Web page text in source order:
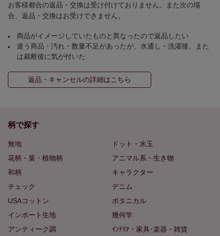
お客様都合の返品・交換は受け付けておりません。また次の場
合、返品・交換はお受けできません。
商品がイメージしていたものと異なったので返品したい
違う商品・汚れ・数量不足があったが、水通し・洗濯後、また
は裁断後に気が付いた
返品・キャンセルの詳細はこちら
柄で探す
無地
ドット・水玉
花柄・葉・植物柄
アニマル系・生き物
和柄
キャラクター
チェック
デニム
USAコットン
ボタニカル
インポート生地
幾何学
アンティーク調
ｲﾝﾃﾘｱ・家具･楽器・雑貨